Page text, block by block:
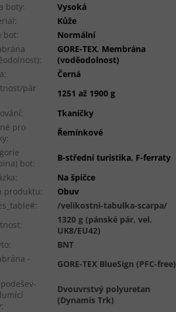
boty:
Vysoká
:
Kůže
bot:
Normální
:
GORE-TEX, Membrána
(voděodolnost)
:
Černá
pár
1251 až 1900 g
:
Tkaničky
pro
:
Řemínkové
bot:
B-střední turistika, F-ferraty
:
Na špičce
produktu:
Obuv
:
/velikostni-tabulka-scarpa/
:
1320 g (pánské pár, vel.
UK8/EU42)
:
BNT
-
GORE-TEX BlueSign (PFC-free)
:
Dvouvrstvý polyuretan
(Dynamis Trk)